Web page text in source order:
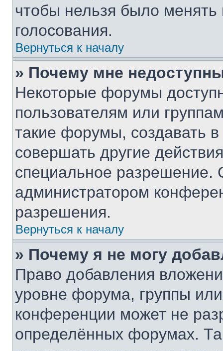
чтобы нельзя было
голосования.
Вернуться к началу
» Почему мне
Некоторые форумы
пользователям или
такие форумы, создавать
совершать другие
специальное разрешение.
администратором
разрешения.
Вернуться к началу
» Почему я не могу
Право добавления
уровне форума, группы
конференции может не
определённых форумах.